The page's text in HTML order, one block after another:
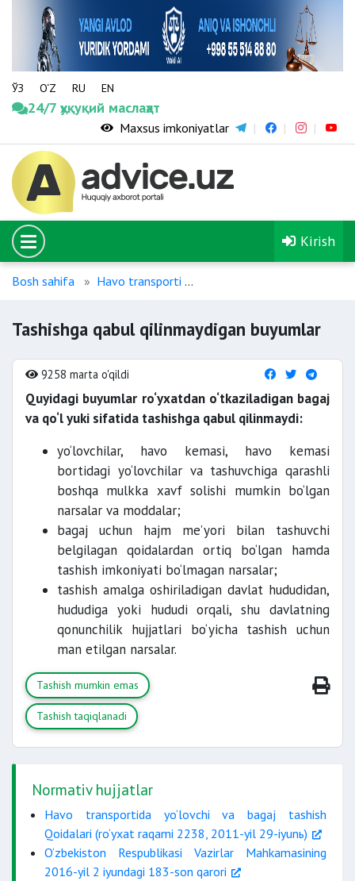
ЎЗ O‘Z RU EN
24/7 ҳуқуқий маслаҳат
Maxsus imkoniyatlar
Kirish
Bosh sahifa Havo transporti
Tashishga qabul qilinmaydigan buyumlar
9258 marta o'qildi
Quyidagi buyumlar ro‘yxatdan o‘tkaziladigan bagaj
va qo‘l yuki sifatida tashishga qabul qilinmaydi:
yo‘lovchilar, havo kemasi, havo kemasi
bortidagi yo‘lovchilar va tashuvchiga qarashli
boshqa mulkka xavf solishi mumkin bo‘lgan
narsalar va moddalar;
bagaj uchun hajm me’yori bilan tashuvchi
belgilagan qoidalardan ortiq bo‘lgan hamda
tashish imkoniyati bo‘lmagan narsalar;
tashish amalga oshiriladigan davlat hududidan,
hududiga yoki hududi orqali, shu davlatning
qonunchilik hujjatlari bo‘yicha tashish uchun
man etilgan narsalar.
Tashish mumkin emas
Tashish taqiqlanadi
Normativ hujjatlar
Havo transportida yo‘lovchi va bagaj tashish
Qoidalari (ro‘yxat raqami 2238, 2011-yil 29-iyunь)
O‘zbekiston Respublikasi Vazirlar Mahkamasining
2016-yil 2 iyundagi 183-son qarori